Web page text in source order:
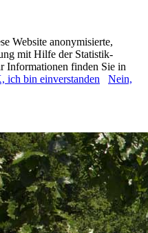
Website anonymisierte,
mit Hilfe der Statistik-
Informationen finden Sie in
ich bin einverstanden
Nein,